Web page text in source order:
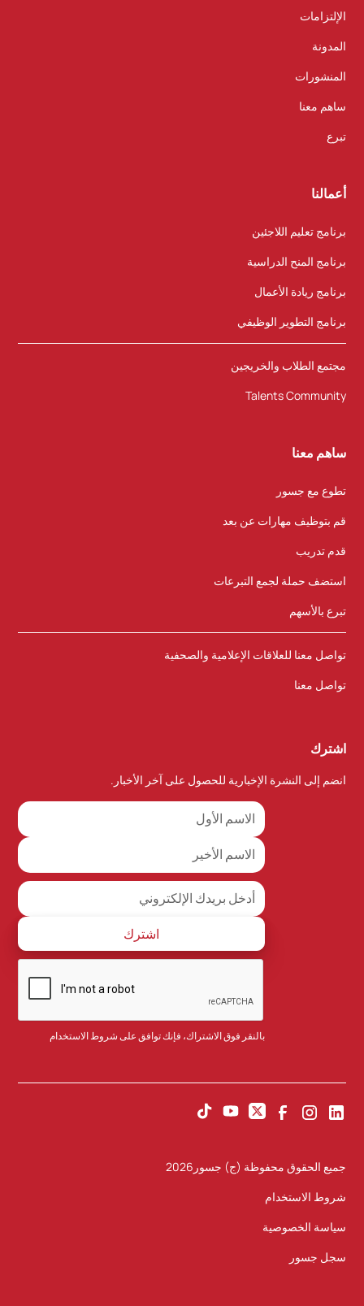
الإلتزامات
المدونة
المنشورات
ساهم معنا
تبرع
أعمالنا
برنامج تعليم اللاجئين
برنامج المنح الدراسية
برنامج ريادة الأعمال
برنامج التطوير الوظيفي
مجتمع الطلاب والخريجين
Talents Community
ساهم معنا
تطوع مع جسور
قم بتوظيف مهارات عن بعد
قدم تدريب
استضف حملة لجمع التبرعات
تبرع بالأسهم
تواصل معنا للعلاقات الإعلامية والصحفية
تواصل معنا
اشترك
انضم إلى النشرة الإخبارية للحصول على آخر الأخبار.
بالنقر فوق الاشتراك، فإنك توافق علىشروط الاستخدام
جميع الحقوق محفوظة (ج) جسور 2026
شروط الاستخدام
سياسة الخصوصية
سجل جسور